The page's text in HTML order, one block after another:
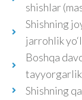
shishlar
Shishning
jarrohlik
Boshqa
Shishning